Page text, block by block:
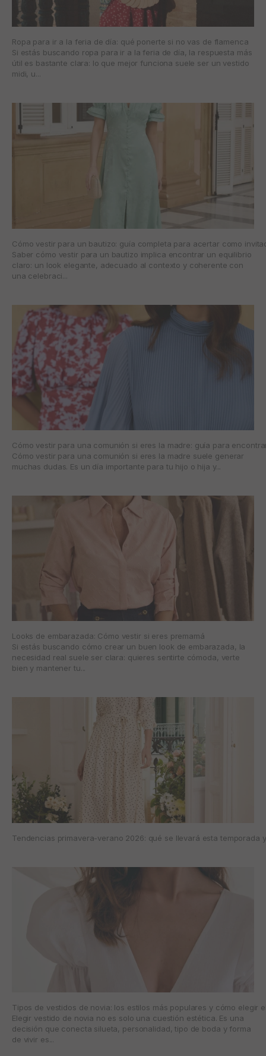
Ropa para ir a la feria de día: qué ponerte si no vas de flamenca
Si estás buscando ropa para ir a la feria de día, la respuesta más
útil es bastante clara: lo que mejor funciona suele ser un vestido
midi, u...
Cómo vestir para un bautizo: guía completa para acertar como
Saber cómo vestir para un bautizo implica encontrar un equilibrio
claro: un look elegante, adecuado al contexto y coherente con
una celebraci...
Cómo vestir para una comunión si eres la madre: guía para
Cómo vestir para una comunión si eres la madre suele generar
muchas dudas. Es un día importante para tu hijo o hija y...
Looks de embarazada: Cómo vestir si eres premamá
Si estás buscando cómo crear un buen look de embarazada, la
necesidad real suele ser clara: quieres sentirte cómoda, verte
bien y mantener tu...
Tendencias primavera-verano 2026: qué se llevará esta temporada
Tipos de vestidos de novia: los estilos más populares y cómo elegir
Elegir vestido de novia no es solo una cuestión estética. Es una
decisión que conecta silueta, personalidad, tipo de boda y forma
de vivir es...